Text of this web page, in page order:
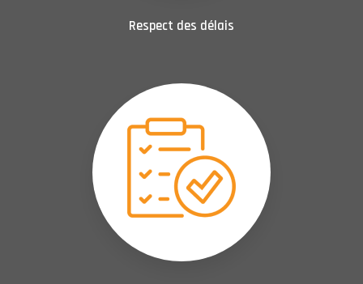
Respect des délais